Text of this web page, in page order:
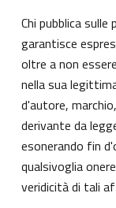
Chi pubblica
garantisce
oltre a non
nella sua
d'autore,
derivante da
esonerando fin
qualsivoglia
veridicità di tali